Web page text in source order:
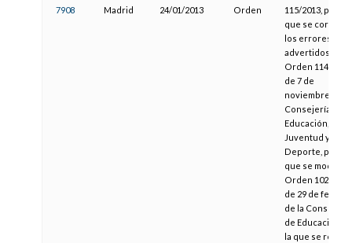
7908 Madrid 24/01/2013 Orden
115/2013, por la
que se corrigen
los errores
advertidos en la
Orden 11442/
de 7 de
noviembre, de la
Consejería de
Educación,
Juventud y
Deporte, por la
que se modifica
Orden 1029/
de 29 de
de la Consejería
de Educación,
la que se